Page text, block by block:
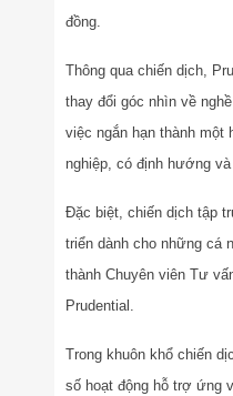
đồng.
Thông qua chiến dịch,
thay đổi góc nhìn về
việc ngắn hạn thành một
nghiệp, có định hướng
Đặc biệt, chiến dịch tập
triển dành cho những cá
thành Chuyên viên Tư
Prudential.
Trong khuôn khổ chiến
số hoạt động hỗ trợ ứng